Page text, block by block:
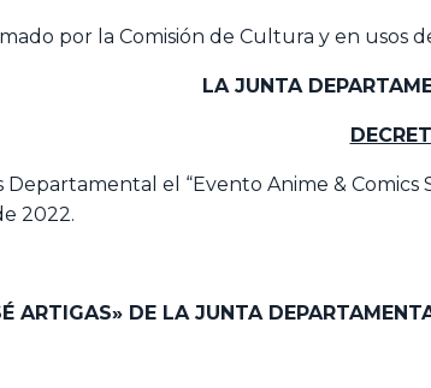
por la Comisión de Cultura y en usos
LA JUNTA
el “Evento Anime &
2022.
ARTIGAS» DE LA JUNTA